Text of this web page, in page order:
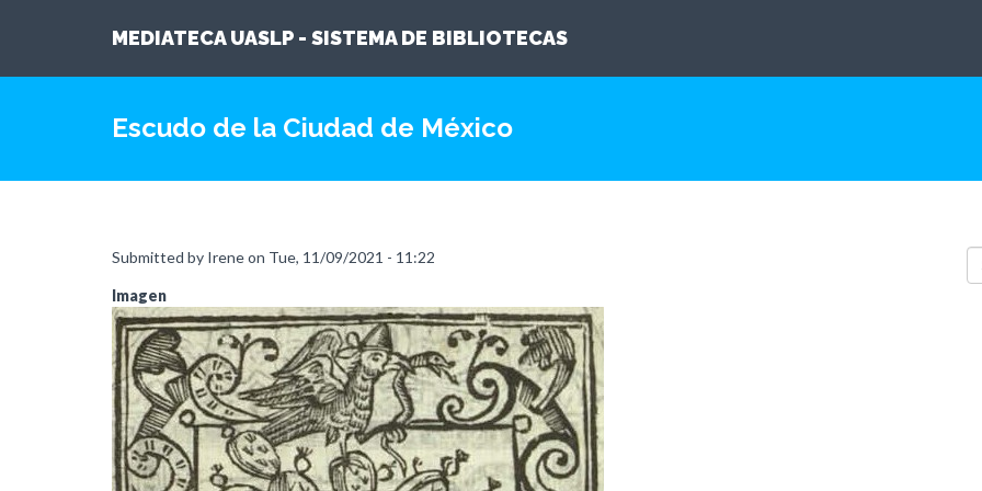
MEDIATECA UASLP - SISTEMA DE BIBLIOTECAS
Escudo de la Ciudad de México
Submitted by Ireneon Tue, 11/09/2021 - 11:22
Imagen